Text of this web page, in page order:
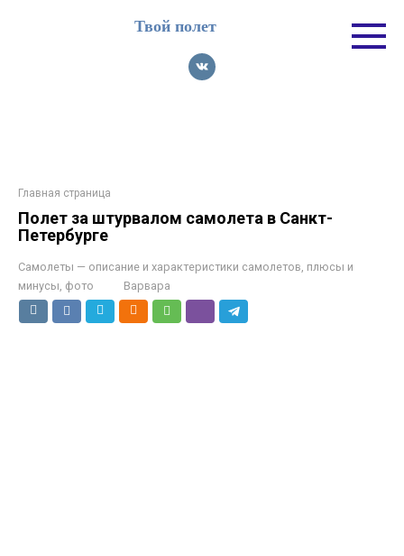
Твой полет
Главная страница
Полет за штурвалом самолета в Санкт-
Петербурге
Самолеты — описание и характеристики самолетов, плюсы и
минусы, фото
Варвара